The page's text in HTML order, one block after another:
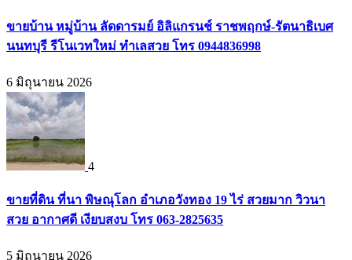
ขายบ้าน หมู่บ้าน ลัดดารมย์ อิลิแกรนช์ ราชพฤกษ์-รัตนาธิเบศ
นนทบุรี รีโนเวทใหม่ ทำเลสวย โทร 0944836998
6 มิถุนายน 2026
4
ขายที่ดิน ที่นา พิษณุโลก อำเภอวังทอง 19 ไร่ สวยมาก วิวนา
สวย อากาศดี เงียบสงบ โทร 063-2825635
5 มิถุนายน 2026